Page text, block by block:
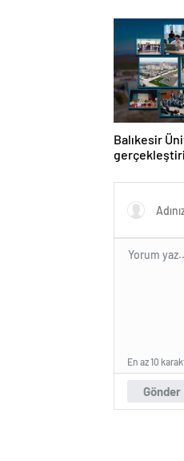
Balıkesir
Gönder
En az 10